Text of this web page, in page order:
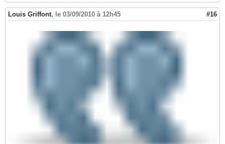
Louis Griffont, le 03/09/2010 à 12h45 #16